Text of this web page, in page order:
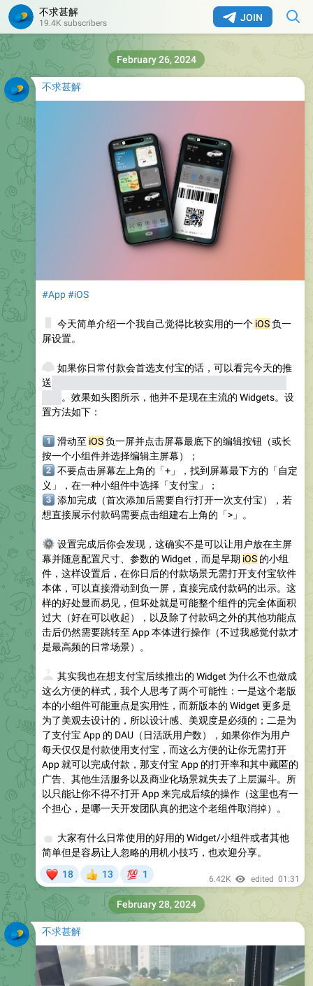
JOIN
不求甚解
19.4K subscribers
不求甚解
#App#iOS
今天简单介绍一个我自己觉得比较实用的一个 iOS负一
屏设置。
如果你日常付款会首选支付宝的话，可以看完今天的推
送
。效果如头图所示，他并不是现在主流的 Widgets。设
置方法如下：
滑动至 iOS负一屏并点击屏幕最底下的编辑按钮（或长
按一个小组件并选择编辑主屏幕）；
不要点击屏幕左上角的「+」，找到屏幕最下方的「自定
义」，在一种小组件中选择「支付宝」；
添加完成（首次添加后需要自行打开一次支付宝），若
想直接展示付款码需要点击组建右上角的「>」。
设置完成后你会发现，这确实不是可以让用户放在主屏
幕并随意配置尺寸、参数的 Widget，而是早期 iOS 的小组
件，这样设置后，在你日后的付款场景无需打开支付宝软件
本体，可以直接滑动到负一屏，直接完成付款码的出示。这
样的好处显而易见，但坏处就是可能整个组件的完全体面积
过大（好在可以收起），以及除了付款码之外的其他功能点
击后仍然需要跳转至 App 本体进行操作（不过我感觉付款才
是最高频的日常场景）。
其实我也在想支付宝后续推出的 Widget 为什么不也做成
这么方便的样式，我个人思考了两个可能性：一是这个老版
本的小组件可能重点是实用性，而新版本的 Widget 更多是
为了美观去设计的，所以设计感、美观度是必须的；二是为
了支付宝 App 的 DAU（日活跃用户数），如果你作为用户
每天仅仅是付款使用支付宝，而这么方便的让你无需打开
App 就可以完成付款，那支付宝 App 的打开率和其中藏匿的
广告、其他生活服务以及商业化场景就失去了上层漏斗。所
以只能让你不得不打开 App 来完成后续的操作（这里也有一
个担心，是哪一天开发团队真的把这个老组件取消掉）。
大家有什么日常使用的好用的 Widget/小组件或者其他
简单但是容易让人忽略的用机小技巧，也欢迎分享。
18 13
💯
1 6.42K edited 01:31
February 26, 2024
不求甚解
February 28, 2024